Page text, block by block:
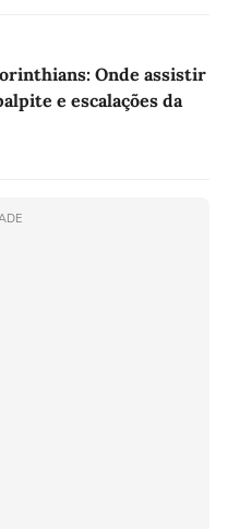
Onde assistir
e escalações da